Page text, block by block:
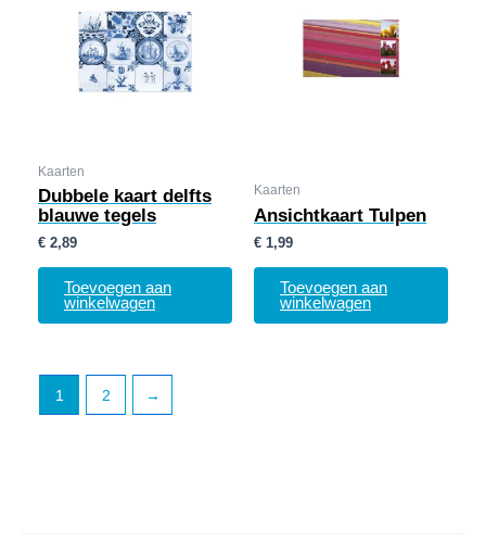
Kaarten
Dubbele kaart delfts
blauwe tegels
€ 2,89
Toevoegen aan
winkelwagen
Kaarten
Ansichtkaart Tulpen
€ 1,99
Toevoegen aan
winkelwagen
1 2 →